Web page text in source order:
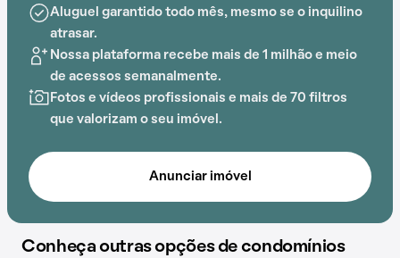
A proximidade com DeRose Method Campo Belo,
Estação Campo Belo
Brooklin,Estação Eucaliptos e Shopping Ibirapuera
acrescenta praticidade e comodidade na rotina dos
que residem no local.
Aluguel garantido todo mês, mesmo se o inquilino
atrasar.
Nossa plataforma recebe mais de 1 milhão e meio
de acessos semanalmente.
Fotos e vídeos profissionais e mais de 70 filtros
que valorizam o seu imóvel.
Anunciar imóvel
Conheça outras opções de condomínios